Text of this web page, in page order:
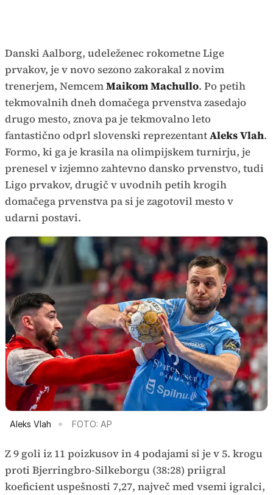
Danski Aalborg, udeleženec rokometne Lige
prvakov, je v novo sezono zakorakal z novim
trenerjem, NemcemMaikom Machullo. Po petih
tekmovalnih dneh domačega prvenstva zasedajo
drugo mesto, znova pa je tekmovalno leto
fantastično odprl slovenski reprezentantAleks Vlah.
Formo, ki ga je krasila na olimpijskem turnirju, je
prenesel v izjemno zahtevno dansko prvenstvo, tudi
Ligo prvakov, drugič v uvodnih petih krogih
domačega prvenstva pa si je zagotovil mesto v
udarni postavi.
Aleks Vlah FOTO: AP
Z 9 goli iz 11 poizkusov in 4 podajami si je v 5. krogu
proti Bjerringbro-Silkeborgu (38:28) priigral
koeficient uspešnosti 7,27, največ med vsemi igralci,